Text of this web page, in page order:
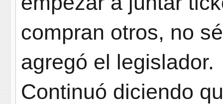
compran otros, no
agregó el legislador.
Continuó diciendo